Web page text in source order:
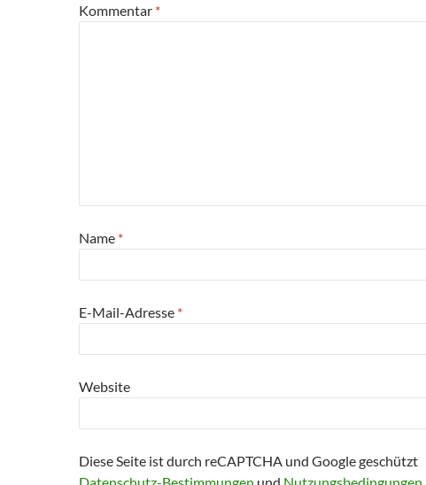
Kommentar *
Name *
E-Mail-Adresse *
Website
Diese Seite ist durch reCAPTCHA und Google geschützt
Datenschutz-Bestimmungen und Nutzungsbedingungen